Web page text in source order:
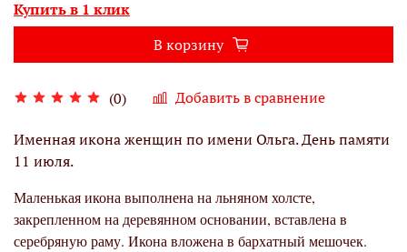
(0) Добавить в сравнение
Купить в 1 клик
В корзину
Именная икона женщин по имени Ольга. День памяти
11 июля.
Маленькая икона выполнена на льняном холсте,
закрепленном на деревянном основании, вставлена в
серебряную раму. Икона вложена в бархатный мешочек.